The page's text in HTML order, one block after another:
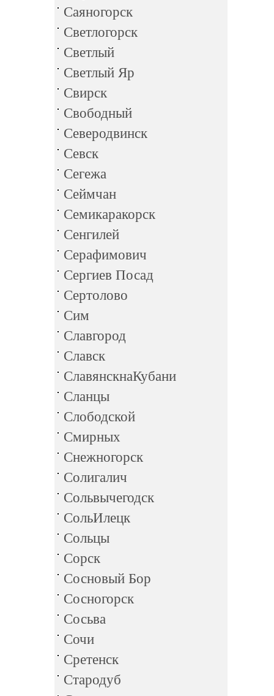
Саяногорск
Светлогорск
Светлый
Светлый Яр
Свирск
Свободный
Северодвинск
Севск
Сегежа
Сеймчан
Семикаракорск
Сенгилей
Серафимович
Сергиев Посад
Сертолово
Сим
Славгород
Славск
СлавянскнаКубани
Сланцы
Слободской
Смирных
Снежногорск
Солигалич
Сольвычегодск
СольИлецк
Сольцы
Сорск
Сосновый Бор
Сосногорск
Сосьва
Сочи
Сретенск
Стародуб